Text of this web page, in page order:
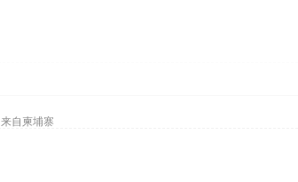
来自柬埔寨